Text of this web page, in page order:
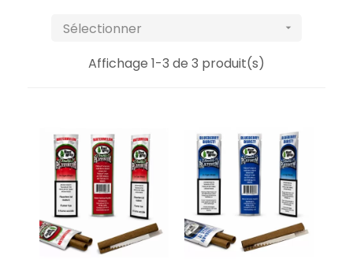
Sélectionner 
Affichage 1-3 de 3 produit(s)